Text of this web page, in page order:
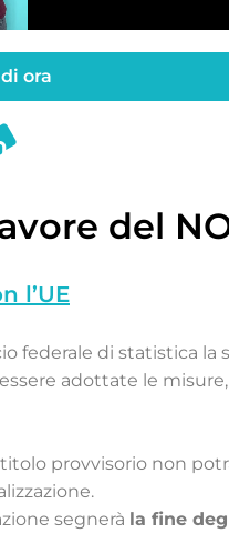
ora
del
l’UE
federale di statistica la
adottate le misure,
provvisorio non
segnerà la fine